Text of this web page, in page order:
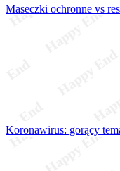
Maseczki ochronne vs
Koronawirus: gorący